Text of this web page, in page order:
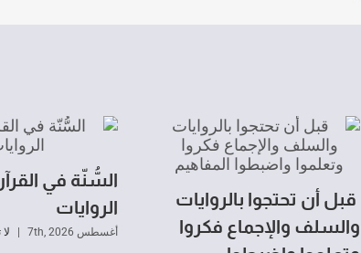
قبل أن تحتجوا بالروايات
والسلف والإجماع فكروا
السُّنّة في
الروايات
أغسطس 7th, 2026 |